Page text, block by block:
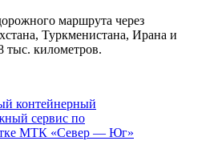
маршрута через
Туркменистана, Ирана и
тыс. километров.
контейнерный
сервис по
МТК «Север — Юг»